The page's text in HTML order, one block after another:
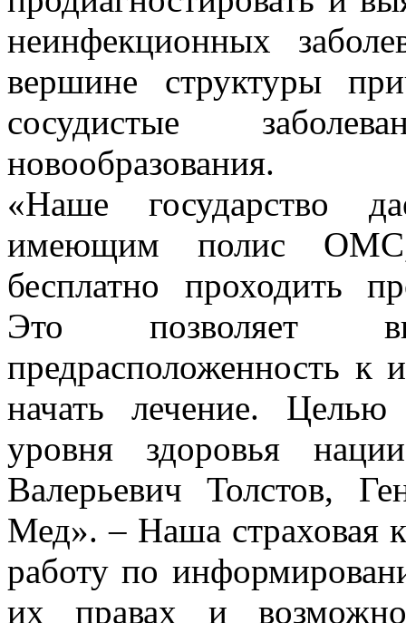
неинфекционных
вершине структуры
сосудистые
новообразования.
«Наше государство
имеющим полис ОМС,
бесплатно проходить
Это позволяет
предрасположенность к
начать лечение.
уровня здоровья
Валерьевич Толстов,
Мед». – Наша страховая
работу по
их правах и